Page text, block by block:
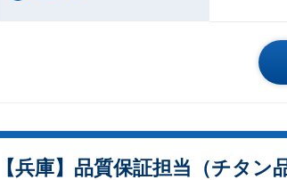
【兵庫】品質保証担当（チタン